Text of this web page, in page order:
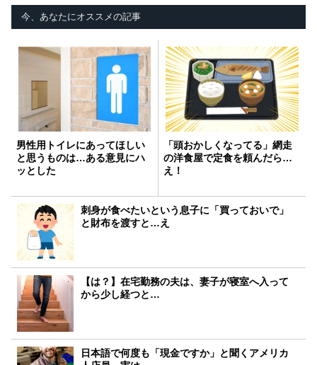
今、あなたにオススメの記事
男性用トイレにあってほしい
と思うものは…ある意見にハ
ッとした
「頭おかしくなってる」網走
の洋食屋で定食を頼んだら…
え！
刺身が食べたいという息子に「買っておいで」
と財布を渡すと…え
【は？】在宅勤務の夫は、妻子が寝室へ入って
から少し経つと…
日本語で何度も「現金ですか」と聞くアメリカ